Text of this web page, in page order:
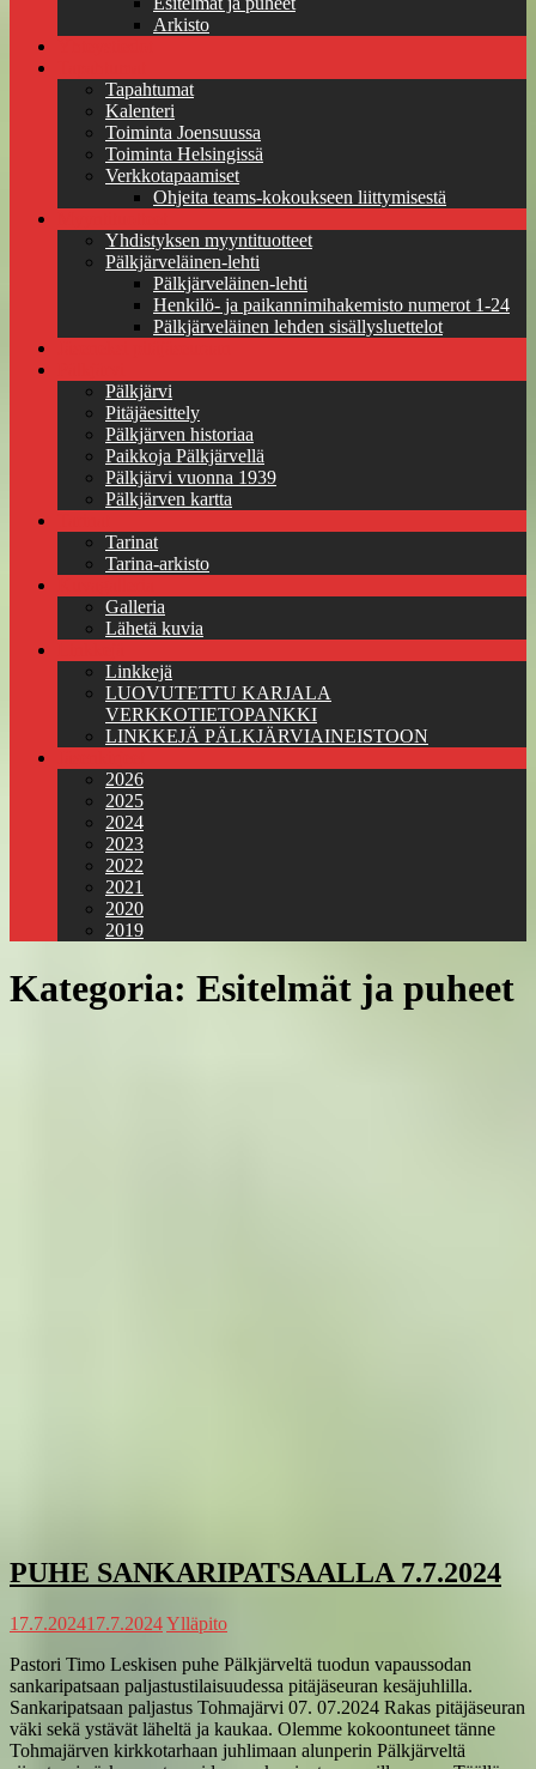
Arkisto
Tapahtumat
Kalenteri
Toiminta Joensuussa
Toiminta Helsingissä
Verkkotapaamiset
Ohjeita teams-kokoukseen liittymisestä
Yhdistyksen myyntituotteet
Pälkjärveläinen-lehti
Pälkjärveläinen-lehti
Henkilö- ja paikannimihakemisto numerot 1-24
Pälkjärveläinen lehden sisällysluettelot
Pälkjärvi
Pitäjäesittely
Pälkjärven historiaa
Paikkoja Pälkjärvellä
Pälkjärvi vuonna 1939
Pälkjärven kartta
Tarinat
Tarina-arkisto
Galleria
Lähetä kuvia
Linkkejä
LUOVUTETTU KARJALA
VERKKOTIETOPANKKI
LINKKEJÄ PÄLKJÄRVIAINEISTOON
2026
2025
2024
2023
2022
2021
2020
2019
Kategoria: Esitelmät ja puheet
PUHE SANKARIPATSAALLA 7.7.2024
17.7.202417.7.2024Ylläpito
Pastori Timo Leskisen puhe Pälkjärveltä tuodun vapaussodan
sankaripatsaan paljastustilaisuudessa pitäjäseuran kesäjuhlilla.
Sankaripatsaan paljastus Tohmajärvi 07. 07.2024 Rakas pitäjäseuran
väki sekä ystävät läheltä ja kaukaa. Olemme kokoontuneet tänne
Tohmajärven kirkkotarhaan juhlimaan alunperin Pälkjärveltä